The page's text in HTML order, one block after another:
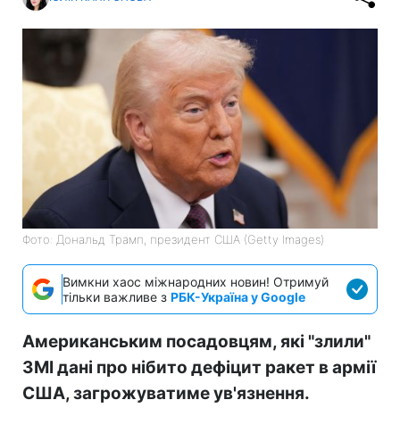
Фото: Дональд Трамп, президент США (Getty Images)
Вимкни хаос міжнародних новин! Отримуй
тільки важливе з РБК-Україна у Google
Американським посадовцям, які "злили"
ЗМІ дані про нібито дефіцит ракет в армії
США, загрожуватиме ув'язнення.